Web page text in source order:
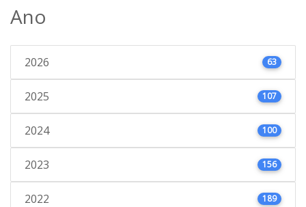
Ano
2026 63
2025 107
2024 100
2023 156
2022 189